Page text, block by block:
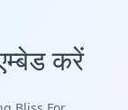
करें